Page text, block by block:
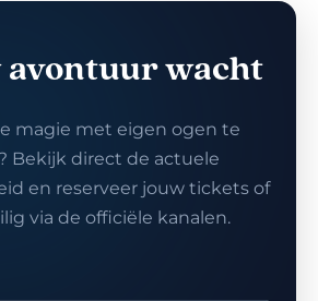
avontuur wacht
magie met eigen ogen te
Bekijk direct de actuele
en reserveer jouw tickets of
via de officiële kanalen.